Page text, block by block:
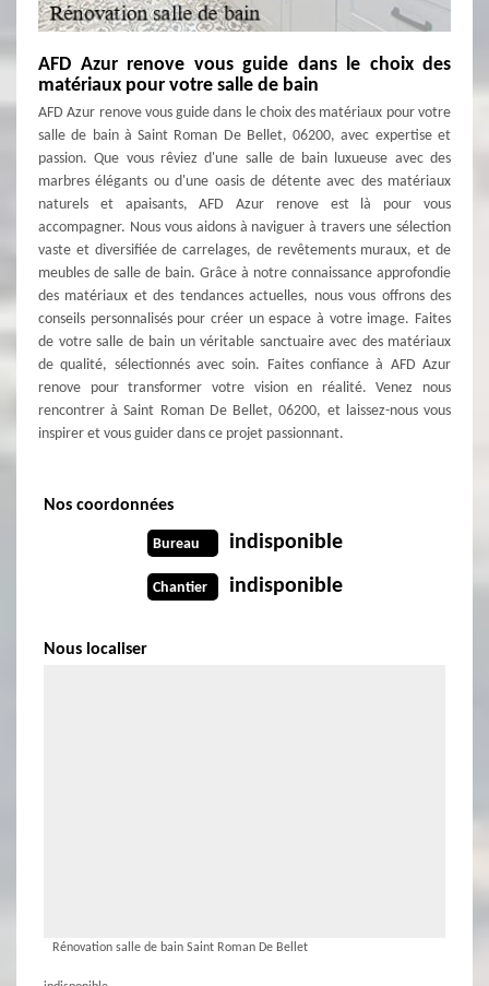
AFD Azur renove vous guide dans le choix des
matériaux pour votre salle de bain
AFD Azur renove vous guide dans le choix des matériaux pour votre
salle de bain à Saint Roman De Bellet, 06200, avec expertise et
passion. Que vous rêviez d'une salle de bain luxueuse avec des
marbres élégants ou d'une oasis de détente avec des matériaux
naturels et apaisants, AFD Azur renove est là pour vous
accompagner. Nous vous aidons à naviguer à travers une sélection
vaste et diversifiée de carrelages, de revêtements muraux, et de
meubles de salle de bain. Grâce à notre connaissance approfondie
des matériaux et des tendances actuelles, nous vous offrons des
conseils personnalisés pour créer un espace à votre image. Faites
de votre salle de bain un véritable sanctuaire avec des matériaux
de qualité, sélectionnés avec soin. Faites confiance à AFD Azur
renove pour transformer votre vision en réalité. Venez nous
rencontrer à Saint Roman De Bellet, 06200, et laissez-nous vous
inspirer et vous guider dans ce projet passionnant.
Nos coordonnées
Bureau indisponible
Chantier indisponible
Nous localiser
Rénovation salle de bain Saint Roman De Bellet